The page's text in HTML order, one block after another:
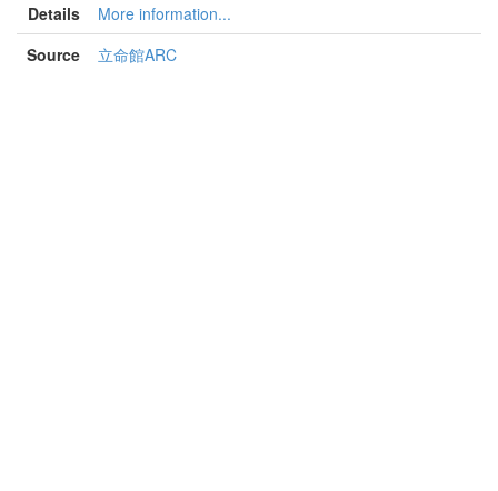
Details
More information...
Source
立命館ARC